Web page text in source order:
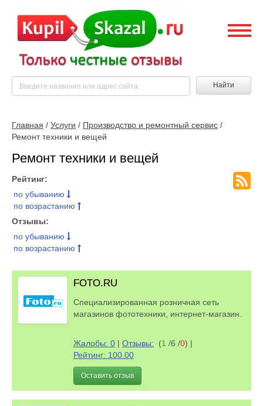
Найти
Главная / Услуги / Производство и ремонтный сервис /
Ремонт техники и вещей
Ремонт техники и вещей
Рейтинг:
по убыванию
по возрастанию
Отзывы:
по убыванию
по возрастанию
FOTO.RU
Cпециализированная розничная сеть
магазинов фототехники, интернет-магазин.
Жалобы: 0 | Отзывы: (1 /6 /0) |
Рейтинг: 100.00
Оставить отзыв